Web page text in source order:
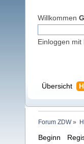
Willkommen
Einloggen
Übersicht
Forum ZDW»
Beginn